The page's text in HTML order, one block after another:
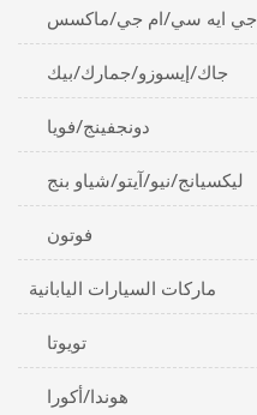
جي ايه سي/ام جي/ماكسس
جاك/إيسوزو/جمارك/بيك
دونجفينج/فويا
ليكسيانج/نيو/آيتو/شياو بنج
فوتون
ماركات السيارات اليابانية
تويوتا
هوندا/أكورا